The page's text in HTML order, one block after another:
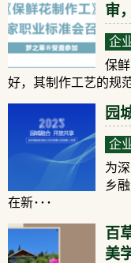
审
企
保
好，其制作工艺的规
园
企
为
乡
在新･･･
百
美